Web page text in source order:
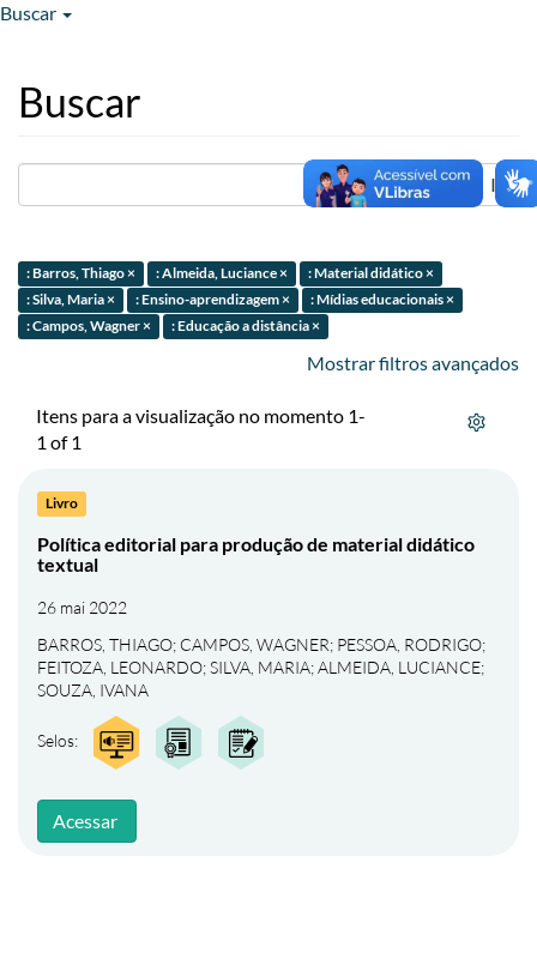
Buscar
Buscar
Ir
: Barros, Thiago × : Almeida, Luciance ×
: Material didático ×
: Silva, Maria ×
: Ensino-aprendizagem ×
: Mídias educacionais ×
: Campos, Wagner ×
: Educação a distância ×
Mostrar filtros avançados
Itens para a visualização no momento 1-
1 of 1
Livro
Política editorial para produção de material didático
textual
26 mai 2022
BARROS, THIAGO; CAMPOS, WAGNER; PESSOA, RODRIGO;
FEITOZA, LEONARDO;SILVA, MARIA;ALMEIDA, LUCIANCE;
SOUZA, IVANA
Selos:
Acessar